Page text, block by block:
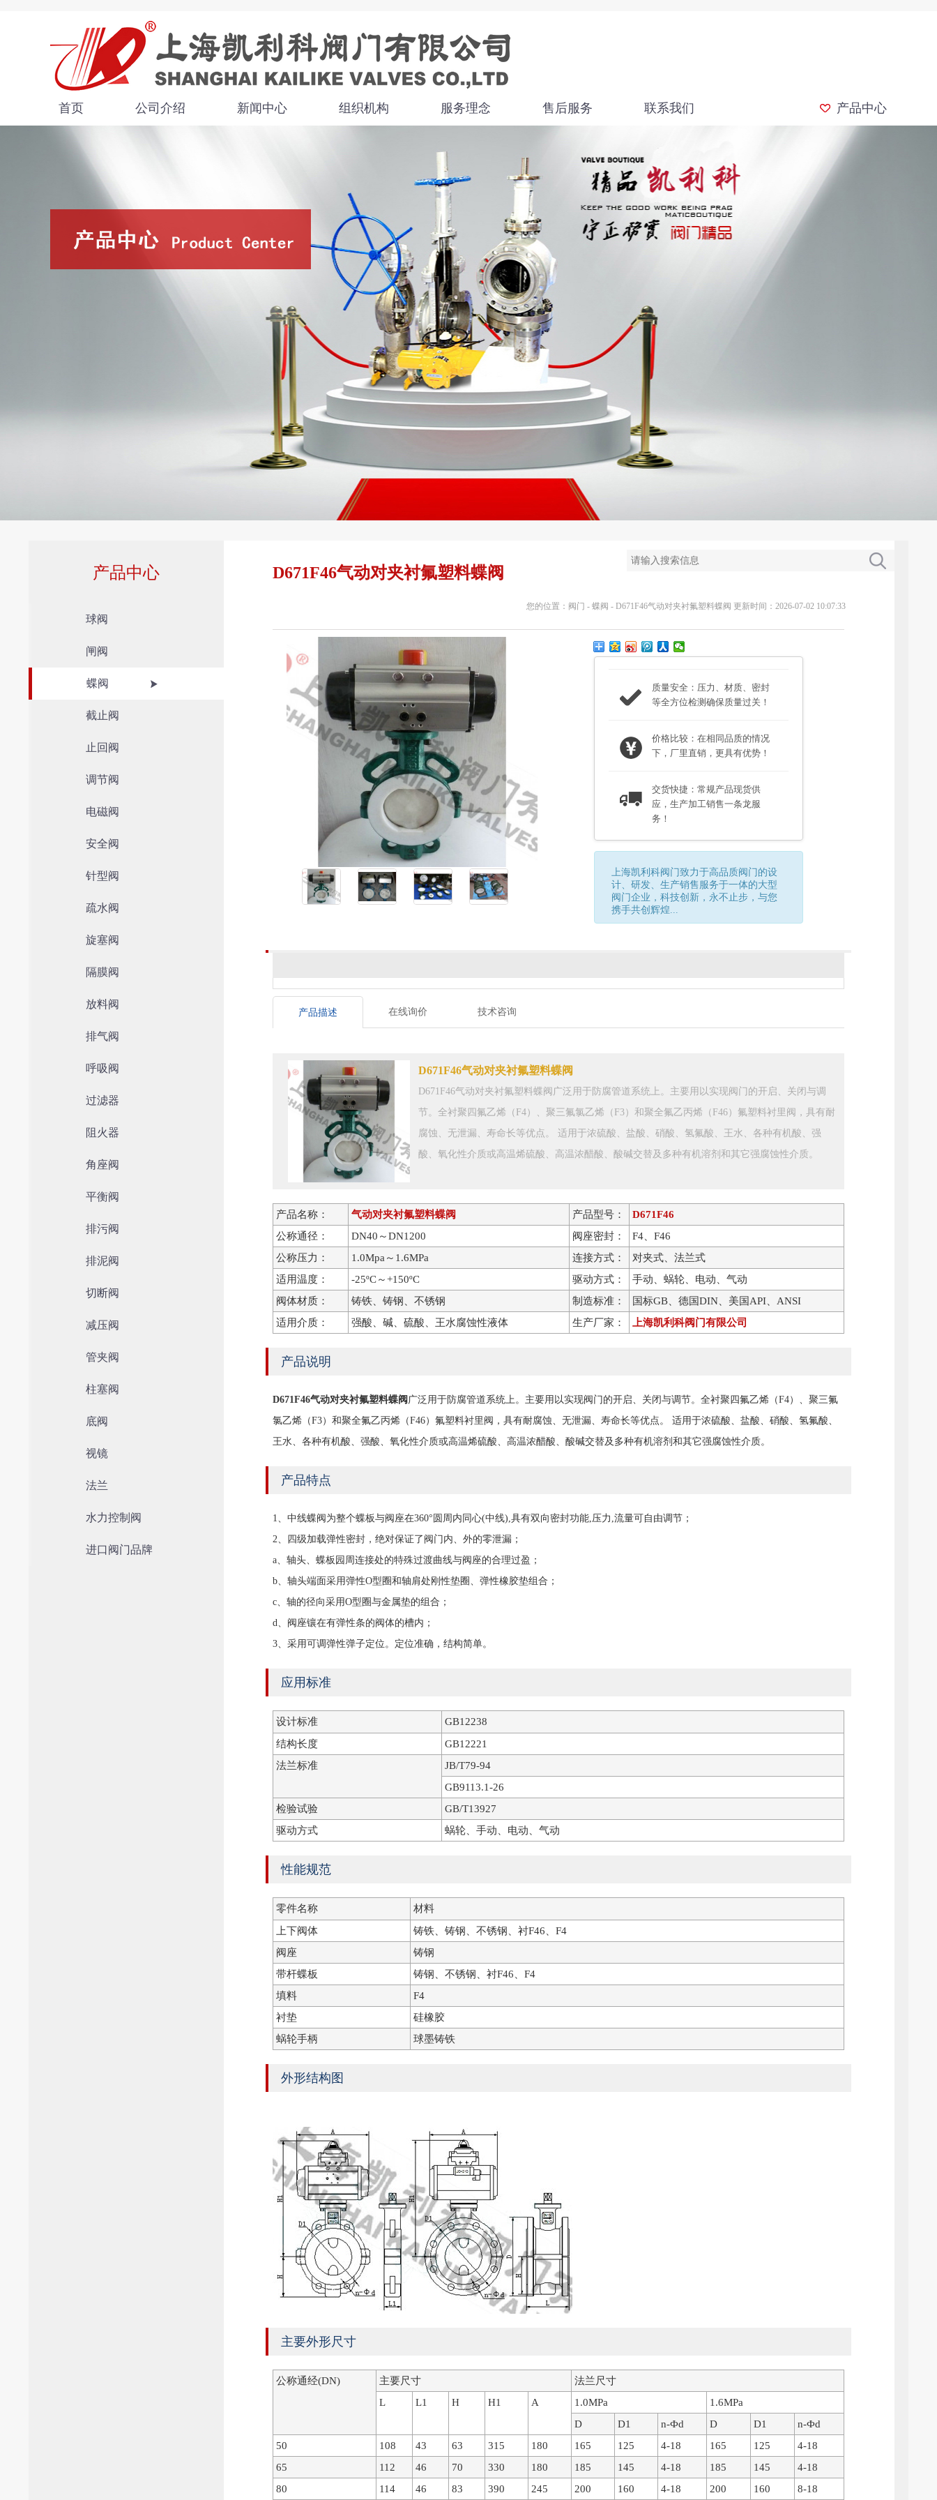
首页 公司介绍 新闻中心 组织机构 服务理念 售后服务 联系我们 产品中心
产品中心
球阀
闸阀
蝶阀
截止阀
止回阀
调节阀
电磁阀
安全阀
针型阀
疏水阀
旋塞阀
隔膜阀
放料阀
排气阀
呼吸阀
过滤器
阻火器
角座阀
平衡阀
排污阀
排泥阀
切断阀
减压阀
管夹阀
柱塞阀
底阀
视镜
法兰
水力控制阀
进口阀门品牌
D671F46气动对夹衬氟塑料蝶阀
您的位置： 阀门 - 蝶阀 - D671F46气动对夹衬氟塑料蝶阀 更新时间：2026-07-02 10:07:33
质量安全：压力、材质、密封
等全方位检测确保质量过关！
价格比较：在相同品质的情况
下，厂里直销，更具有优势！
交货快捷：常规产品现货供
应，生产加工销售一条龙服
务！
上海凯利科阀门致力于高品质阀门的设
计、研发、生产销售服务于一体的大型
阀门企业，科技创新，永不止步，与您
携手共创辉煌...
产品描述 在线询价 技术咨询
D671F46气动对夹衬氟塑料蝶阀
D671F46气动对夹衬氟塑料蝶阀广泛用于防腐管道系统上。主要用以实现阀门的开启、关闭与调
节。全衬聚四氟乙烯（F4）、聚三氟氯乙烯（F3）和聚全氟乙丙烯（F46）氟塑料衬里阀，具有耐
腐蚀、无泄漏、寿命长等优点。 适用于浓硫酸、盐酸、硝酸、氢氟酸、王水、各种有机酸、强
酸、氧化性介质或高温烯硫酸、高温浓醋酸、酸碱交替及多种有机溶剂和其它强腐蚀性介质。
产品名称： 气动对夹衬氟塑料蝶阀 产品型号：
D671F46
公称通径：
DN40～DN1200 阀座密封：
F4、F46
公称压力：
1.0Mpa～1.6MPa 连接方式：
对夹式、法兰式
适用温度：
-25ºC～+150ºC 驱动方式：
手动、蜗轮、电动、气动
阀体材质：
铸铁、铸钢、不锈钢 制造标准：
国标GB、德国DIN、美国API、ANSI
适用介质：
强酸、碱、硫酸、王水腐蚀性液体 生产厂家： 上海凯利科阀门有限公司
产品说明
D671F46气动对夹衬氟塑料蝶阀 广泛用于防腐管道系统上。主要用以实现阀门的开启、关闭与调节。全衬聚四氟乙烯（F4）、聚三氟
氯乙烯（F3）和聚全氟乙丙烯（F46）氟塑料衬里阀，具有耐腐蚀、无泄漏、寿命长等优点。 适用于浓硫酸、盐酸、硝酸、氢氟酸、
王水、各种有机酸、强酸、氧化性介质或高温烯硫酸、高温浓醋酸、酸碱交替及多种有机溶剂和其它强腐蚀性介质。
产品特点
1、中线蝶阀为整个蝶板与阀座在360°圆周内同心(中线),具有双向密封功能,压力,流量可自由调节；
2、四级加载弹性密封，绝对保证了阀门内、外的零泄漏；
a、轴头、蝶板园周连接处的特殊过渡曲线与阀座的合理过盈；
b、轴头端面采用弹性O型圈和轴肩处刚性垫圈、弹性橡胶垫组合；
c、轴的径向采用O型圈与金属垫的组合；
d、阀座镶在有弹性条的阀体的槽内；
3、采用可调弹性弹子定位。定位准确，结构简单。
应用标准
设计标准
GB12238
结构长度
GB12221
法兰标准
JB/T79-94
GB9113.1-26
检验试验
GB/T13927
驱动方式
蜗轮、手动、电动、气动
性能规范
零件名称
材料
上下阀体
铸铁、铸钢、不锈钢、衬F46、F4
阀座
铸钢
带杆蝶板
铸钢、不锈钢、衬F46、F4
填料
F4
衬垫
硅橡胶
蜗轮手柄
球墨铸铁
外形结构图
主要外形尺寸
公称通经(DN) 主要尺寸
法兰尺寸
L
L1 H H1 A 1.0MPa
1.6MPa
D
D1 n-Фd D D1
n-Фd
50
108 43 63 315 180 165 125 4-18 165 125
4-18
65
112 46 70 330 180 185 145 4-18 185 145
4-18
80
114 46 83 390 245 200 160 4-18 200 160 8-18